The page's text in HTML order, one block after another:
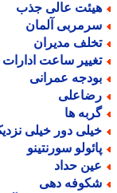
عالی جذب
آلمان
مدیران
ساعت ادارات
عمرانی
ها
دور خیلی نزدیک
سورنتینو
حداد
دهی